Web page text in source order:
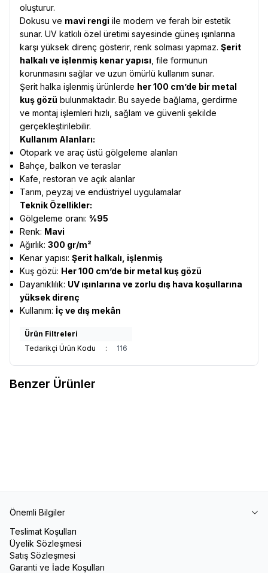
oluşturur.
Dokusu ve mavi rengi ile modern ve ferah bir estetik
sunar. UV katkılı özel üretimi sayesinde güneş ışınlarına
karşı yüksek direnç gösterir, renk solması yapmaz. Şerit
halkalı ve işlenmiş kenar yapısı , file formunun
korunmasını sağlar ve uzun ömürlü kullanım sunar.
Şerit halka işlenmiş ürünlerde her 100 cm’de bir metal
kuş gözü bulunmaktadır. Bu sayede bağlama, gerdirme
ve montaj işlemleri hızlı, sağlam ve güvenli şekilde
gerçekleştirilebilir.
Kullanım Alanları:
Otopark ve araç üstü gölgeleme alanları
Bahçe, balkon ve teraslar
Kafe, restoran ve açık alanlar
Tarım, peyzaj ve endüstriyel uygulamalar
Teknik Özellikler:
Gölgeleme oranı: %95
Renk: Mavi
Ağırlık: 300 gr/m²
Kenar yapısı: Şerit halkalı, işlenmiş
Kuş gözü: Her 100 cm’de bir metal kuş gözü
Dayanıklılık: UV ışınlarına ve zorlu dış hava koşullarına
yüksek direnç
Kullanım: İç ve dış mekân
Ürün Filtreleri
Tedarikçi Ürün Kodu
: 116
Benzer Ürünler
Önemli Bilgiler
Teslimat Koşulları
Üyelik Sözleşmesi
Satış Sözleşmesi
Garanti ve İade Koşulları